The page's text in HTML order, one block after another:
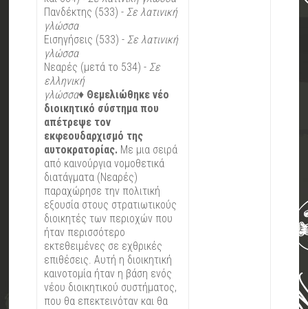
Πανδέκτης (533) -Σε λατινική
γλώσσα
Εισηγήσεις (533) -Σε λατινική
γλώσσα
Νεαρές (μετά το 534) -Σε
ελληνική
γλώσσα♦ Θεμελιώθηκε νέο
διοικητικό σύστημα που
απέτρεψε τον
εκφεουδαρχισμό της
αυτοκρατορίας. Με μια σειρά
από καινούργια νομοθετικά
διατάγματα (Νεαρές)
παραχώρησε την πολιτική
εξουσία στους στρατιωτικούς
διοικητές των περιοχών που
ήταν περισσότερο
εκτεθειμένες σε εχθρικές
επιθέσεις. Αυτή η διοικητική
καινοτομία ήταν η βάση ενός
νέου διοικητικού συστήματος,
που θα επεκτεινόταν και θα